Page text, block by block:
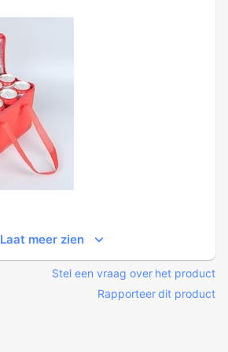
Laat meer zien
Stel een vraag over het product
Rapporteer dit product